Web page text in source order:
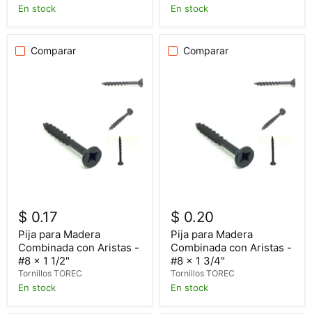
En stock En stock
Comparar
$ 0.17
Pija para Madera
Combinada con Aristas -
#8 x 1 1/2"
Tornillos TOREC
En stock
Comparar
$ 0.20
Pija para Madera
Combinada con Aristas -
#8 x 1 3/4"
Tornillos TOREC
En stock